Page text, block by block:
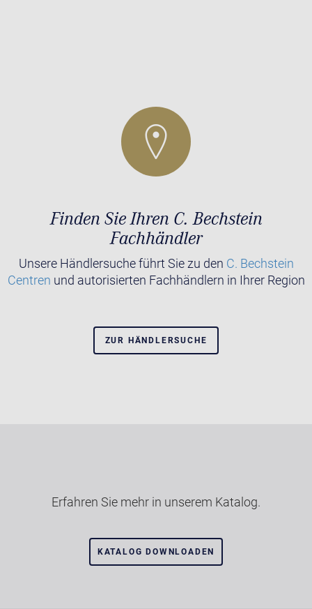
Finden Sie Ihren C. Bechstein
Fachhändler
Unsere Händlersuche führt Sie zu den C. Bechstein
Centren und autorisierten Fachhändlern in Ihrer Region
ZUR HÄNDLERSUCHE
Erfahren Sie mehr in unserem Katalog.
KATALOG DOWNLOADEN